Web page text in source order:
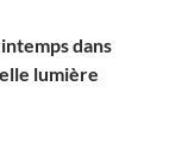
dans
lumière